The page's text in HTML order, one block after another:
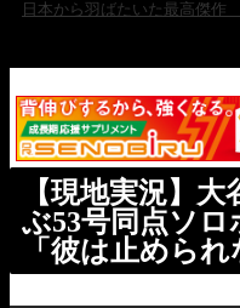
日本から羽ばたいた最高傑作
【現地実況】
ぶ53号同点ソロ
「彼は止められ